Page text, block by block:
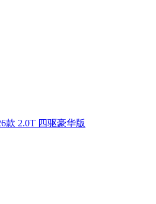
款 2.0T 四驱豪华版